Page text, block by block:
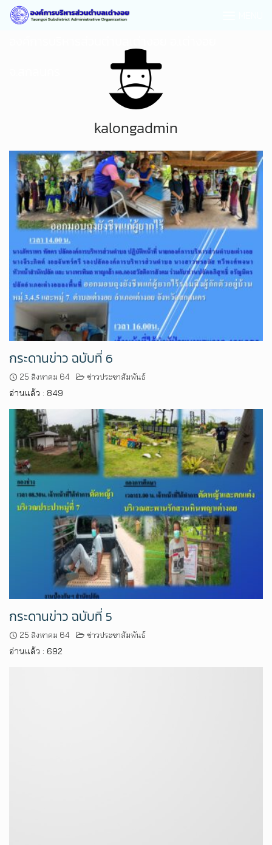
kalongadmin
กระดานข่าว ฉบับที่ 6
25 สิงหาคม 64 ข่าวประชาสัมพันธ์
อ่านแล้ว : 849
กระดานข่าว ฉบับที่ 5
25 สิงหาคม 64 ข่าวประชาสัมพันธ์
อ่านแล้ว : 692